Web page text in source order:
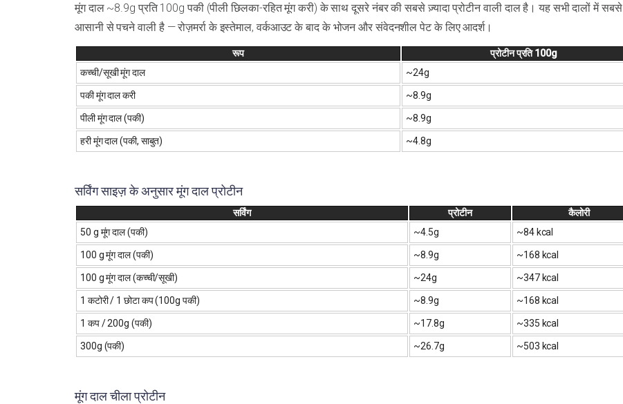
मूंग दाल ~8.9g प्रति 100g पकी (पीली छिलका-रहित मूंग करी) के साथ दूसरे नंबर की सबसे ज़्यादा प्रोटीन वाली दाल है। यह सभी दालों में सबसे
आसानी से पचने वाली है — रोज़मर्रा के इस्तेमाल, वर्कआउट के बाद के भोजन और संवेदनशील पेट के लिए आदर्श।
रूप
प्रोटीन प्रति 100g
कच्ची/सूखी मूंग दाल
~24g
पकी मूंग दाल करी ~8.9g
पीली मूंग दाल (पकी) ~8.9g
हरी मूंग दाल (पकी, साबुत) ~4.8g
सर्विंग साइज़ के अनुसार मूंग दाल प्रोटीन
सर्विंग प्रोटीन
कैलोरी
50 g मूंग दाल (पकी)
~4.5g ~84 kcal
100 g मूंग दाल (पकी) ~8.9g ~168 kcal
100 g मूंग दाल (कच्ची/सूखी) ~24g ~347 kcal
1 कटोरी / 1 छोटा कप (100g पकी) ~8.9g ~168 kcal
1 कप / 200g (पकी) ~17.8g ~335 kcal
300g (पकी) ~26.7g ~503 kcal
मूंग दाल चीला प्रोटीन